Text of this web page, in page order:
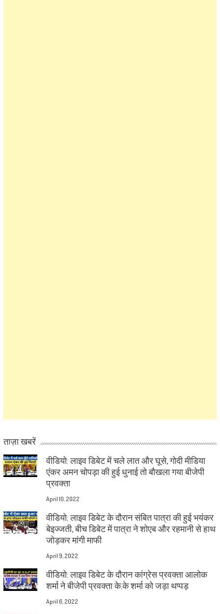
ताज़ा खबरें
वीडियो: लाइव डिबेट में चले लात और घूसे, गोदी मीडिया
एंकर अमन चोपड़ा की हुई धुनाई तो बौखला गया बीजेपी
प्रवक्ता
April 10, 2022
वीडियो: लाइव डिबेट के दौरान संबित पात्रा की हुई भयंकर
बेइज्जती, बीच डिबेट में पात्रा ने शोएब और रहमानी से हाथ
जोड़कर मांगी माफी
April 9, 2022
वीडियो: लाइव डिबेट के दौरान कांग्रेस प्रवक्ता आलोक
शर्मा ने बीजेपी प्रवक्ता के.के शर्मा को जड़ा थप्पड़
April 6, 2022